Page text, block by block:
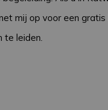
mij op voor een
te leiden.